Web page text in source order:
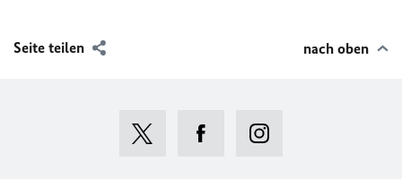
Seite teilen nach oben